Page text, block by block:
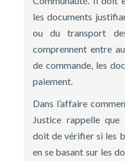
les documents
ou du transport
comprennent entre
de commande, les
paiement.
Dans l’affaire
Justice rappelle que
doit de vérifier si les
en se basant sur les